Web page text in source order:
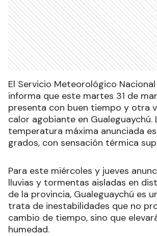
El Servicio Meteorológico
informa que este martes 31 de
presenta con buen tiempo y otra
calor agobiante en Gualeguaychú.
temperatura máxima anunciada
grados, con sensación térmica
Para este miércoles y jueves
lluvias y tormentas aisladas en
de la provincia, Gualeguaychú es
trata de inestabilidades que no
cambio de tiempo, sino que
humedad.